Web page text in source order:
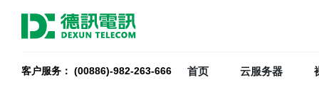
客户服务： (00886)-982-263-666 首页 云服务器